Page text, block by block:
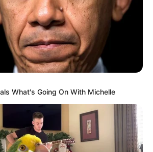
6 – 17 – 15 – 5 – 1 – 3 – 16
6 – 10 – 11 – 1 – 17 – 2
– 9 – 5 – 14 – 15 – 1
plus dePronos de la presse avec le Turf
What's Going On With Michelle